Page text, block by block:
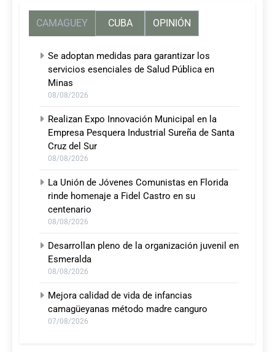
CAMAGUEY CUBA OPINIÓN
Se adoptan medidas para garantizar los
servicios esenciales de Salud Pública en
Minas
08/08/2026
Realizan Expo Innovación Municipal en la
Empresa Pesquera Industrial Sureña de Santa
Cruz del Sur
08/08/2026
La Unión de Jóvenes Comunistas en Florida
rinde homenaje a Fidel Castro en su
centenario
08/08/2026
Desarrollan pleno de la organización juvenil en
Esmeralda
08/08/2026
Mejora calidad de vida de infancias
camagüeyanas método madre canguro
07/08/2026